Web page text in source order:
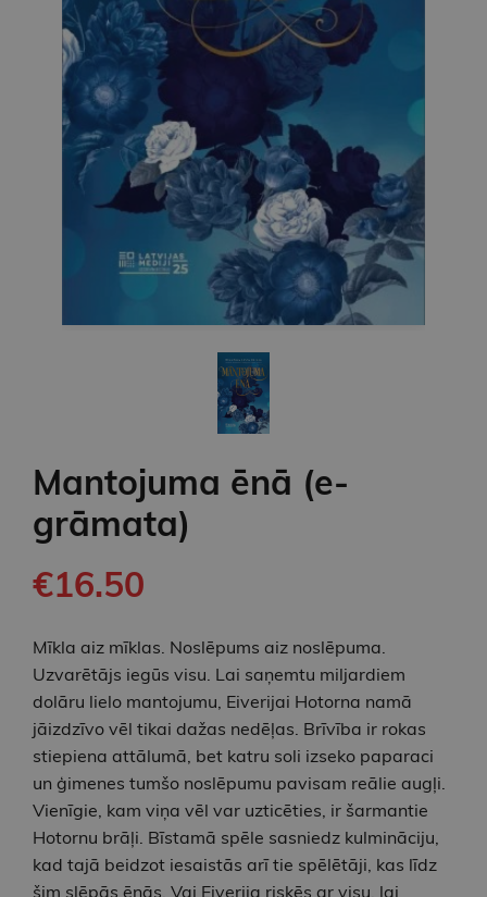
Mantojuma ēnā (e-
grāmata)
€16.50
Mīkla aiz mīklas. Noslēpums aiz noslēpuma.
Uzvarētājs iegūs visu. Lai saņemtu miljardiem
dolāru lielo mantojumu, Eiverijai Hotorna namā
jāizdzīvo vēl tikai dažas nedēļas. Brīvība ir rokas
stiepiena attālumā, bet katru soli izseko paparaci
un ģimenes tumšo noslēpumu pavisam reālie augļi.
Vienīgie, kam viņa vēl var uzticēties, ir šarmantie
Hotornu brāļi. Bīstamā spēle sasniedz kulmināciju,
kad tajā beidzot iesaistās arī tie spēlētāji, kas līdz
šim slēpās ēnās. Vai Eiverija riskēs ar visu, lai